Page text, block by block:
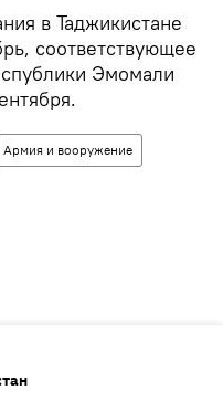
в Таджикистане
соответствующее
Эмомали
Армия и вооружение